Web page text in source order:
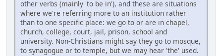
other verbs (mainly 'to be in'), and these are situations
where we're referring more to an institution rather
than to one specific place: we go to or are in chapel,
church, college, court, jail, prison, school and
university. Non-Christians might say they go to mosque,
to synagogue or to temple, but we may hear 'the' used.